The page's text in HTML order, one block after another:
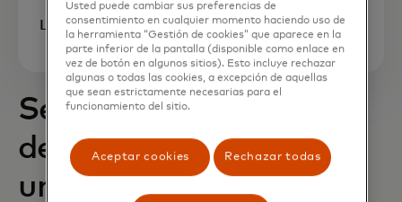
Lee ahora
Seis nuevas startups
dedicadas a generar
un gran impacto
Usted puede cambiar sus preferencias de
consentimiento en cualquier momento haciendo uso de
la herramienta “Gestión de cookies” que aparece en la
parte inferior de la pantalla (disponible como enlace en
vez de botón en algunos sitios). Esto incluye rechazar
algunas o todas las cookies, a excepción de aquellas
que sean estrictamente necesarias para el
funcionamiento del sitio.
Aceptar cookies Rechazar todas